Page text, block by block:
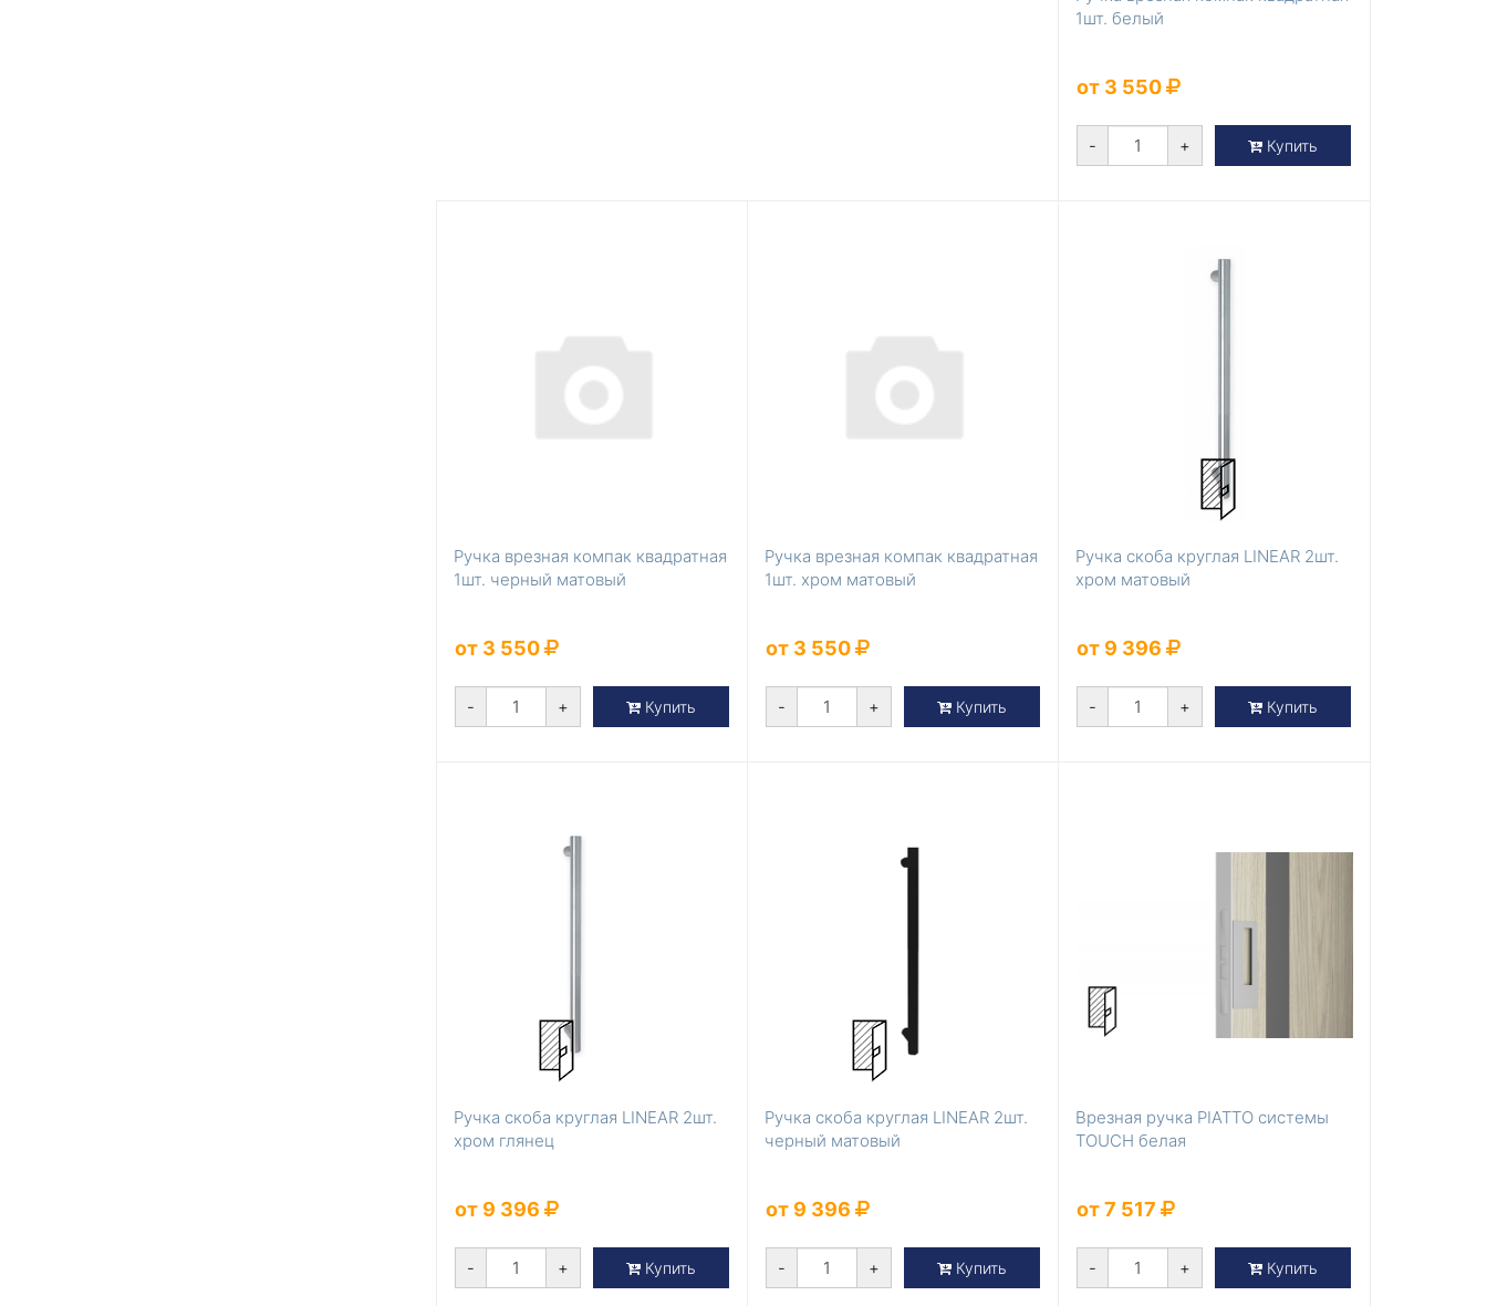
1шт. белый
от 3 550
- + Купить
Ручка врезная компак квадратная
1шт. черный матовый
от 3 550
- + Купить
Ручка врезная компак квадратная
1шт. хром матовый
от 3 550
- + Купить
Ручка скоба круглая LINEAR 2шт.
хром матовый
от 9 396
- + Купить
Ручка скоба круглая LINEAR 2шт.
хром глянец
от 9 396
- + Купить
Ручка скоба круглая LINEAR 2шт.
черный матовый
от 9 396
- + Купить
Врезная ручка PIATTO системы
TOUCH белая
от 7 517
- + Купить